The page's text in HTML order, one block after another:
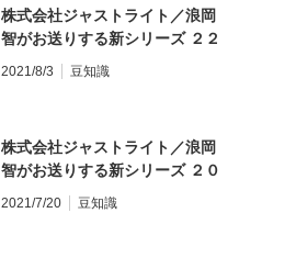
株式会社ジャストライト／浪岡
智がお送りする新シリーズ ２２
／『日本農業新聞（２０２１年
７月８日）』を読んで ②／［未
ショウガ拡大も視野 宮城県東
松島市 登坂寛さん（４０）」
／その②
2021/8/3 豆知識
株式会社ジャストライト／浪岡
智がお送りする新シリーズ ２０
／『新四字熟語辞典（ダイソー
ミニミニ辞典シリーズ）』を読
2021/7/20 豆知識